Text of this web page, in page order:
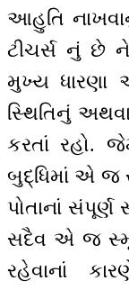
આહુતિ
ટીચર્સ નું છે
મુખ્ય ધારણા
સ્થિતિનું
કરતાં રહો.
બુદ્ધિમાં એ જ
પોતાનાં
સદૈવ એ જ
રહેવાનાં